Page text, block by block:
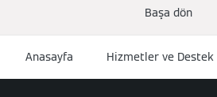
Başa dön
Anasayfa Hizmetler ve Destek